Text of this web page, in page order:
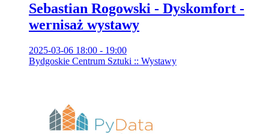
Sebastian Rogowski - Dyskomfort -
wernisaż wystawy
2025-03-06 18:00 - 19:00
Bydgoskie Centrum Sztuki :: Wystawy